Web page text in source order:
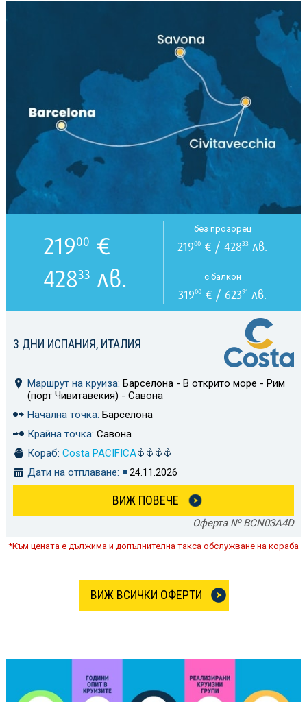
3 ДНИ ИСПАНИЯ, ИТАЛИЯ
Маршрут на круиза: Барселона - В открито море - Рим
(порт Чивитавекия) - Савона
Начална точка: Барселона
Крайна точка: Савона
Кораб: Costa PACIFICA
Дати на отплаване:
24.11.2026
ВИЖ ПОВЕЧЕ
Оферта № BCN03A4D
21900 €
42833 лв.
без прозорец
21900 € / 42833 лв.
с балкон
31900 € / 62391 лв.
*Към цената е дължима и допълнителна такса обслужване на кораба
ВИЖ ВСИЧКИ ОФЕРТИ